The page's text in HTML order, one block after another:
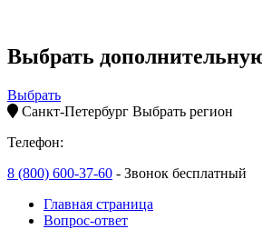
Выбрать
Выбрать
Санкт-Петербург Выбрать регион
Телефон:
8 (800) 600-37-60 - Звонок бесплатный
Главная страница
Вопрос-ответ